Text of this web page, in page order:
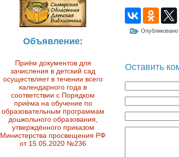
Объявление:
Приём документов для
зачисления в детский сад
осуществляет в течении всего
календарного года в
соответствии с Порядком
приёма на обучение по
образовательным программам
дошкольного образования,
утверждённого приказом
Министерства просвещения РФ
от 15.05.2020 №236
Опубликовано
Оставить